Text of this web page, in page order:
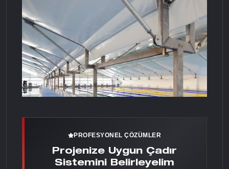
PROFESYONEL ÇÖZÜMLER
Projenize Uygun Çadır
Sistemini Belirleyelim